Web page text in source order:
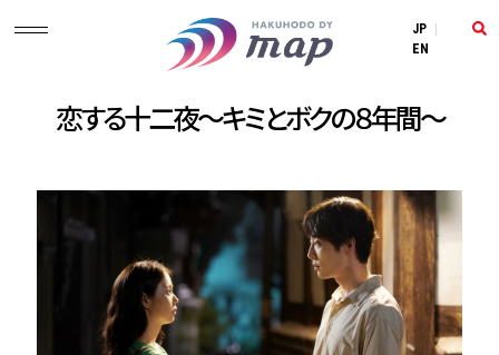
JP
EN
恋する十二夜～キミとボクの８年間～